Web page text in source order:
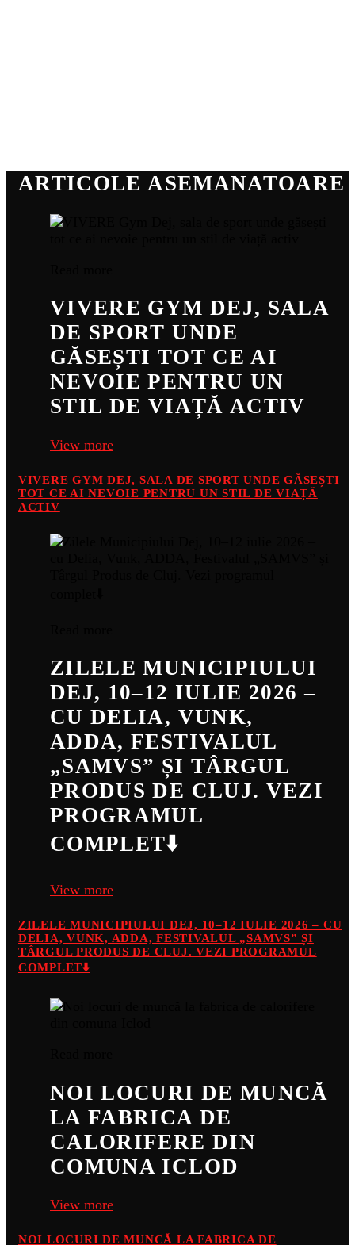
ARTICOLE ASEMANATOARE
VIVERE GYM DEJ, SALA
DE SPORT UNDE
GĂSEȘTI TOT CE AI
NEVOIE PENTRU UN
STIL DE VIAȚĂ ACTIV
View more
VIVERE GYM DEJ, SALA DE SPORT UNDE GĂSEȘTI
TOT CE AI NEVOIE PENTRU UN STIL DE VIAȚĂ
ACTIV
ZILELE MUNICIPIULUI
DEJ, 10–12 IULIE 2026 –
CU DELIA, VUNK,
ADDA, FESTIVALUL
„SAMVS” ȘI TÂRGUL
PRODUS DE CLUJ. VEZI
PROGRAMUL
COMPLET⬇️
View more
ZILELE MUNICIPIULUI DEJ, 10–12 IULIE 2026 – CU
DELIA, VUNK, ADDA, FESTIVALUL „SAMVS” ȘI
TÂRGUL PRODUS DE CLUJ. VEZI PROGRAMUL
COMPLET⬇️
NOI LOCURI DE MUNCĂ
LA FABRICA DE
CALORIFERE DIN
COMUNA ICLOD
View more
NOI LOCURI DE MUNCĂ LA FABRICA DE